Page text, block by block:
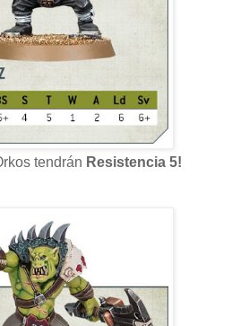
tendrán Resistencia 5!